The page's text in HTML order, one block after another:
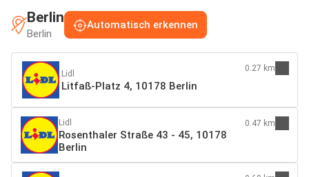
Berlin
Berlin
Automatisch erkennen
Lidl
Litfaß-Platz 4, 10178 Berlin
0.27 km
Lidl
Rosenthaler Straße 43 - 45, 10178
Berlin
0.47 km